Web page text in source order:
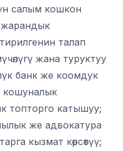
салым кошкон
жарандык
талап
жана туруктуу
банк же коомдук
топторго катышуу;
же адвокатура
кызмат көрсөтүү;